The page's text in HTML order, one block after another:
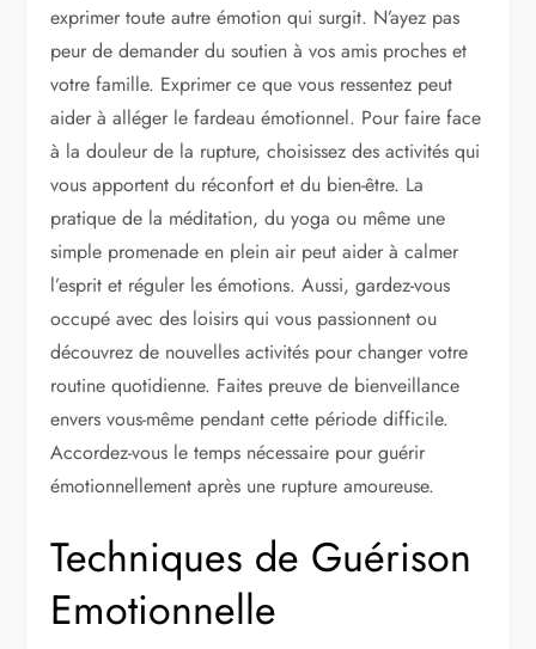
exprimer toute autre émotion qui surgit. N’ayez pas
peur de demander du soutien à vos amis proches et
votre famille. Exprimer ce que vous ressentez peut
aider à alléger le fardeau émotionnel. Pour faire face
à la douleur de la rupture, choisissez des activités qui
vous apportent du réconfort et du bien-être. La
pratique de la méditation, du yoga ou même une
simple promenade en plein air peut aider à calmer
l’esprit et réguler les émotions. Aussi, gardez-vous
occupé avec des loisirs qui vous passionnent ou
découvrez de nouvelles activités pour changer votre
routine quotidienne. Faites preuve de bienveillance
envers vous-même pendant cette période difficile.
Accordez-vous le temps nécessaire pour guérir
émotionnellement après une rupture amoureuse.
Techniques de Guérison
Emotionnelle